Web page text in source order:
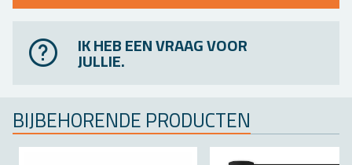
IK HEB EEN VRAAG VOOR
JULLIE.
BIJ­BE­HO­REN­DE PRO­DUC­TEN